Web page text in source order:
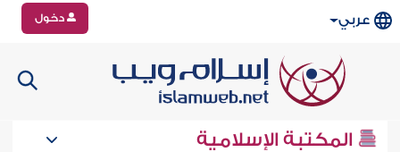
عربي دخول
المكتبة الإسلامية